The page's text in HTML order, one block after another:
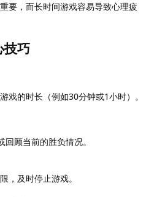
要，而长时间游戏容易导致心理疲
技巧
戏的时长（例如30分钟或1小时）。
顾当前的胜负情况。
，及时停止游戏。